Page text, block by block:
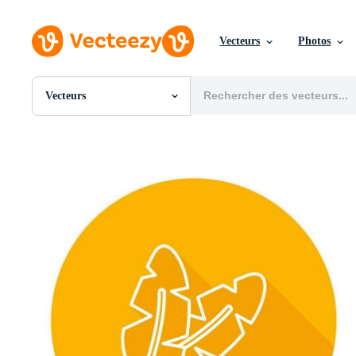
Vecteurs Photos
Vecteurs
Toutes Images
Vecteurs
Vidéos
Motion graphics
Images Éditoriales
Événements Éditoriaux